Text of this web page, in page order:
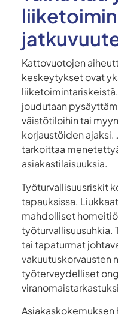
Kattovuotojen
keskeytykset ovat
joudutaan
väistötiloihin tai
korjaustöiden
tarkoittaa
asiakastilaisuuksia.
Työturvallisuusriskit
tapauksissa.
mahdolliset
työturvallisuusuhkia.
tai tapaturmat
vakuutuskorvausten
työterveydelliset
Asiakaskokemuksen